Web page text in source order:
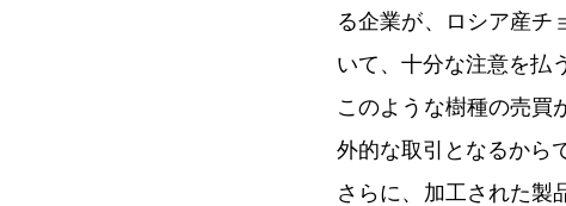
る企業が、ロシア産チ
いて、十分な注意を払
このような樹種の売買
外的な取引となるから
さらに、加工された製